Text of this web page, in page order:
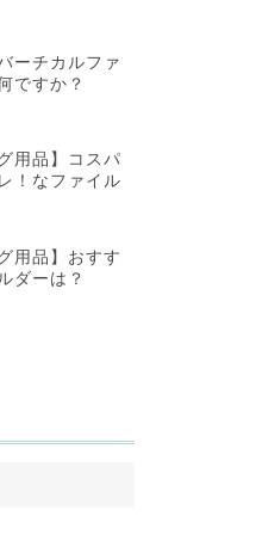
ーチカルファ
ですか？
用品】コスパ
！なファイル
用品】おすす
ダーは？